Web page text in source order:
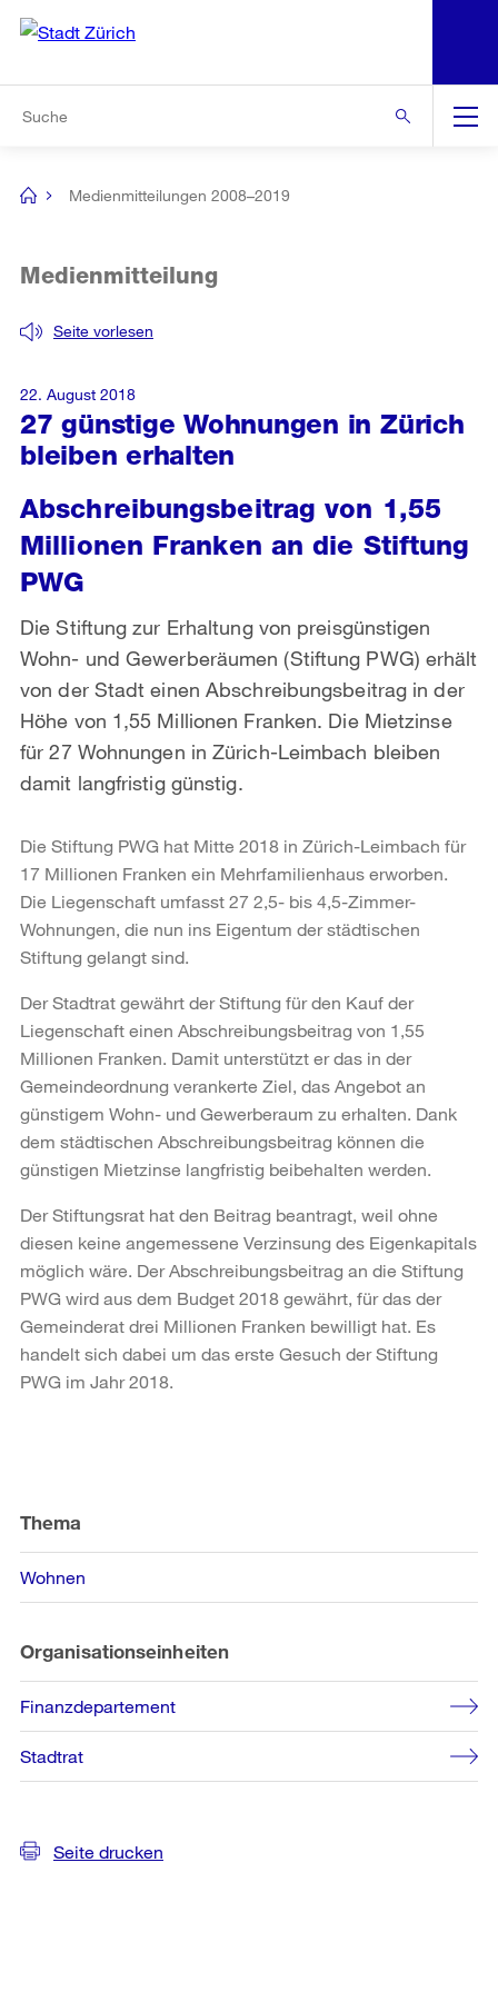
Navigation
[no
Medienmitteilungen 2008–2019
27 günstige Wohnungen in Zürich
bleiben erhalten
Seite vorlesen
Medienmitteilung
Abschreibungsbeitrag von 1,55
Millionen Franken an die Stiftung
PWG
Die Stiftung zur Erhaltung von preisgünstigen
Wohn- und Gewerberäumen (Stiftung PWG) erhält
von der Stadt einen Abschreibungsbeitrag in der
Höhe von 1,55 Millionen Franken. Die Mietzinse
für 27 Wohnungen in Zürich-Leimbach bleiben
damit langfristig günstig.
22. August 2018
Die Stiftung PWG hat Mitte 2018 in Zürich-Leimbach für
17 Millionen Franken ein Mehrfamilienhaus erworben.
Die Liegenschaft umfasst 27 2,5- bis 4,5-Zimmer-
Wohnungen, die nun ins Eigentum der städtischen
Stiftung gelangt sind.
Der Stadtrat gewährt der Stiftung für den Kauf der
Liegenschaft einen Abschreibungsbeitrag von 1,55
Millionen Franken. Damit unterstützt er das in der
Gemeindeordnung verankerte Ziel, das Angebot an
günstigem Wohn- und Gewerberaum zu erhalten. Dank
dem städtischen Abschreibungsbeitrag können die
günstigen Mietzinse langfristig beibehalten werden.
Der Stiftungsrat hat den Beitrag beantragt, weil ohne
diesen keine angemessene Verzinsung des Eigenkapitals
möglich wäre. Der Abschreibungsbeitrag an die Stiftung
PWG wird aus dem Budget 2018 gewährt, für das der
Gemeinderat drei Millionen Franken bewilligt hat. Es
handelt sich dabei um das erste Gesuch der Stiftung
PWG im Jahr 2018.
Informationen
Thema
Wohnen
Organisationseinheiten
Finanzdepartement
Stadtrat
Seite drucken